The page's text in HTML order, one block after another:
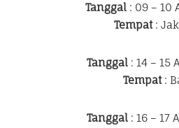
Tanggal: 09 – 10
Tempat:
Tanggal: 14 – 15
Tempat:
Tanggal : 16 – 17